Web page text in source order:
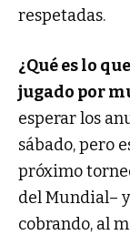
respetadas.
¿Qué es lo
jugado por
esperar los
sábado, pero
próximo
del Mundial–
cobrando, al